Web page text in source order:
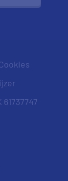
61737747